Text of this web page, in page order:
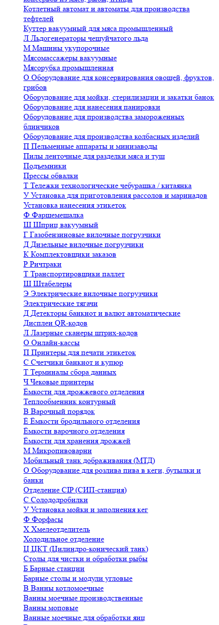
Котлетный автомат и автоматы для производства
тефтелей
Куттер вакуумный для мяса промышленный
Л Льдогенераторы чешуйчатого льда
М Машины укупорочные
Мясомассажеры вакуумные
Мясорубка промышленная
О Оборудование для консервирования овощей, фруктов,
грибов
Оборудование для мойки, стерилизации и закатки банок
Оборудование для нанесения панировки
Оборудование для производства замороженных
блинчиков
Оборудование для производства колбасных изделий
П Пельменные аппараты и минизаводы
Пилы ленточные для разделки мяса и туш
Подъемники
Прессы обвалки
Т Тележки технологические чебурашка / китаянка
У Установка для приготовления рассолов и маринадов
Установка нанесения этикеток
Ф Фаршемешалка
Ш Шприц вакуумный
Г Газобензиновые вилочные погрузчики
Д Дизельные вилочные погрузчики
К Комплектовщики заказов
Р Ричтраки
Т Транспортировщики паллет
Ш Штабелеры
Э Электрические вилочные погрузчики
Электрические тягачи
Д Детекторы банкнот и валют автоматические
Дисплеи QR-кодов
Л Лазерные сканеры штрих-кодов
О Онлайн-кассы
П Принтеры для печати этикеток
С Счетчики банкнот и купюр
Т Терминалы сбора данных
ЧЧековые принтеры
Ёмкости для дрожжевого отделения
Теплообменник контурный
В Варочный порядок
Ё Ёмкости бродильного отделения
Ёмкости варочного отделения
Ёмкости для хранения дрожжей
М Микропивоварни
Мобильный танк дображивания (МТД)
О Оборудование для розлива пива в кеги, бутылки и
банки
Отделение CIP (СИП-станция)
С Солододробилки
У Установка мойки и заполнения кег
Ф Форфасы
Х Хмелеотделитель
Холодильное отделение
Ц ЦКТ (Цилиндро-конический танк)
Столы для чистки и обработки рыбы
Б Барные станции
Барные столы и модули угловые
В Ванны котломоечные
Ванны моечные производственные
Ванны моповые
Ванные моечные для обработки яиц